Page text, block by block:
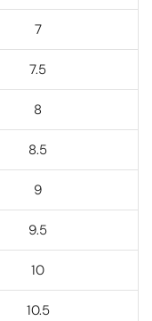
7
7.5
8
8.5
9
9.5
10
10.5